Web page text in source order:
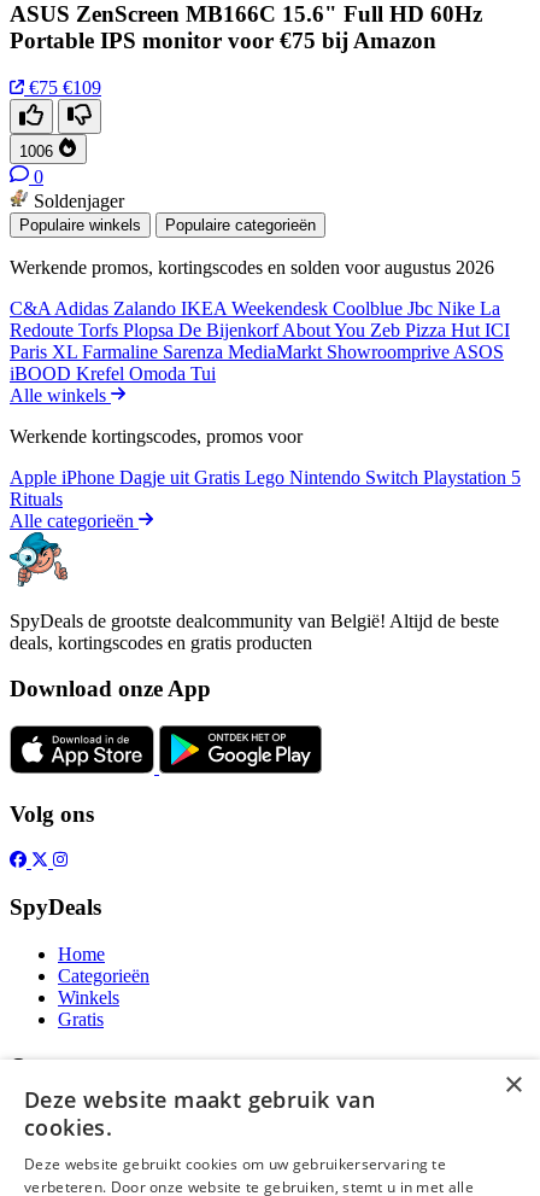
ASUS ZenScreen MB166C 15.6" Full HD 60Hz
Portable IPS monitor voor €75 bij Amazon
€75 €109
1006
0
Soldenjager
Populaire winkels Populaire categorieën
Werkende promos, kortingscodes en solden voor augustus 2026
C&A Adidas Zalando IKEA Weekendesk Coolblue Jbc Nike La
Redoute Torfs Plopsa De BijenkorfAbout You Zeb Pizza Hut ICI
Paris XL Farmaline Sarenza MediaMarkt Showroomprive ASOS
iBOOD Krefel Omoda Tui
Alle winkels
Werkende kortingscodes, promos voor
Apple iPhone Dagje uit Gratis Lego Nintendo Switch Playstation 5
Rituals
Alle categorieën
SpyDeals de grootste dealcommunity van België! Altijd de beste
deals, kortingscodes en gratis producten
Download onze App
Volg ons
SpyDeals
Home
Categorieën
Winkels
Gratis
Over
Over ons
Contact
Publicatieregels
×
Deze website maakt gebruik van
cookies.
Deze website gebruikt cookies om uw gebruikerservaring te
verbeteren. Door onze website te gebruiken, stemt u in met alle